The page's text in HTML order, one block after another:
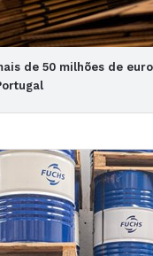
de 50 milhões de